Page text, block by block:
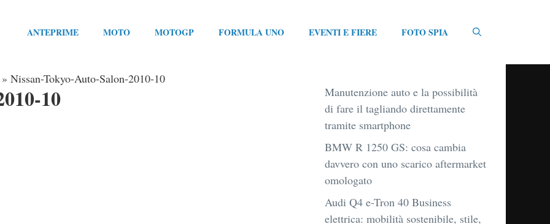
ANTEPRIME MOTO MOTOGP FORMULA UNO EVENTI E FIERE FOTO SPIA
» Nissan-Tokyo-Auto-Salon-2010-10
10
Manutenzione auto e la possibilità
di fare il tagliando direttamente
tramite smartphone
BMW R 1250 GS: cosa cambia
davvero con uno scarico aftermarket
omologato
Audi Q4 e-Tron 40 Business
elettrica: mobilità sostenibile, stile,